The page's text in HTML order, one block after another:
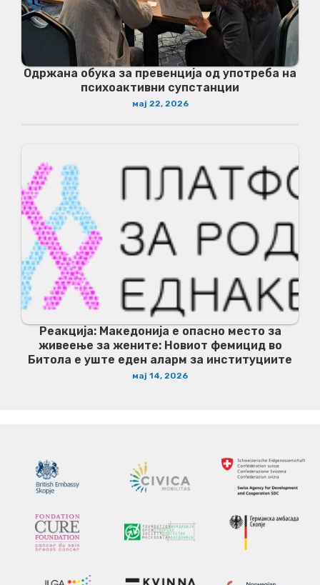
Одржана обука за превенција од употреба на
психоактивни супстанции
мај 22, 2026
Реакција: Македонија е опасно место за
живеење за жените: Новиот фемицид во
Битола е уште еден аларм за институциите
мај 14, 2026